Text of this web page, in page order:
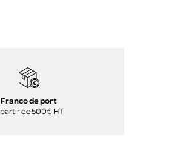
Franco de port
de 500€ HT